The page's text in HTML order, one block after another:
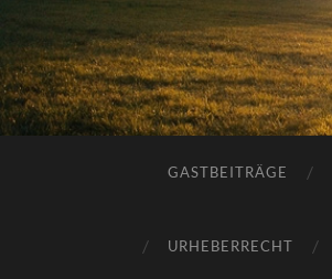
GASTBEITRÄGE
URHEBERRECHT